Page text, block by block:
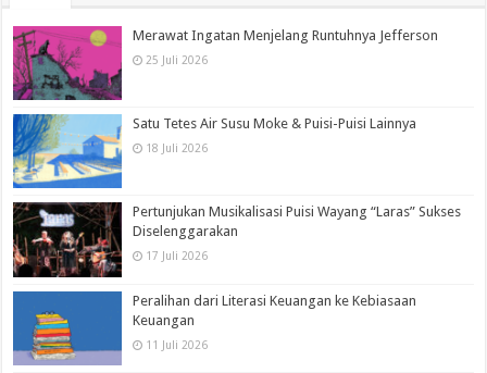
Merawat Ingatan Menjelang Runtuhnya Jefferson
25 Juli 2026
Satu Tetes Air Susu Moke & Puisi-Puisi Lainnya
18 Juli 2026
Pertunjukan Musikalisasi Puisi Wayang “Laras” Sukses
Diselenggarakan
17 Juli 2026
Peralihan dari Literasi Keuangan ke Kebiasaan
Keuangan
11 Juli 2026